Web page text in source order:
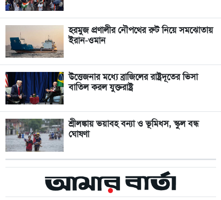
হরমুজ প্রণালীর নৌপথের রুট নিয়ে সমঝোতায়
ইরান-ওমান
উত্তেজনার মধ্যে ব্রাজিলের রাষ্ট্রদূতের ভিসা
বাতিল করল যুক্তরাষ্ট্র
শ্রীলঙ্কায় ভয়াবহ বন্যা ও ভূমিধস, স্কুল বন্ধ
ঘোষণা